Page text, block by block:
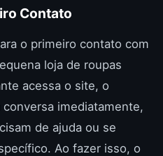
Contato
o primeiro contato com
loja de roupas
acessa o site, o
imediatamente,
de ajuda ou se
Ao fazer isso, o